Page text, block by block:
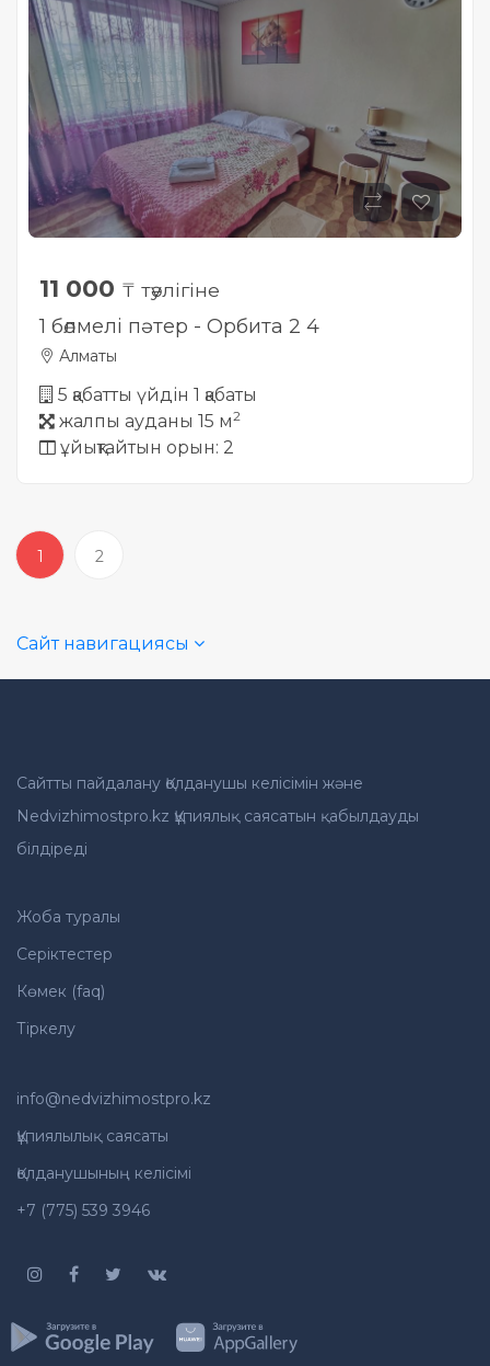
11 000 ₸ тәулігіне
1 бөлмелі пәтер - Орбита 2 4
Алматы
5 қабатты үйдін 1 қабаты
жалпы ауданы 15 м2
ұйықтайтын орын: 2
1 2
Сайт навигациясы
Сайтты пайдалану Қолданушы келісімін және
Nedvizhimostpro.kz Құпиялық саясатын қабылдауды
білдіреді
Жоба туралы
Серіктестер
Көмек (faq)
Тіркелу
info@nedvizhimostpro.kz
Құпиялылық саясаты
Қолданушының келісімі
+7 (775) 539 3946